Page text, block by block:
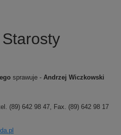
sprawuje - Andrzej Wiczkowski
(89) 642 98 47, Fax. (89) 642 98 17